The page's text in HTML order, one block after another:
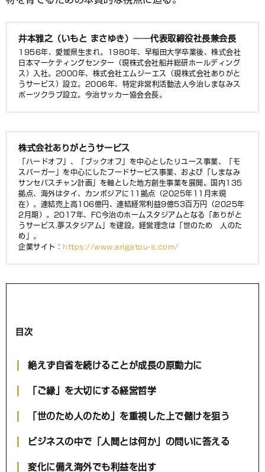
井本雅之（いもと まさゆき）──代表取締役社長兼会長
1956年、愛媛県生まれ。1980年、早稲田大学卒業後、株式会社
日本マーケティングセンター（現株式会社船井総研ホールディング
ス）入社。2000年、株式会社エムジーエス（現株式会社ありがと
うサービス）設立。2006年、特定非営利活動法人今治しまなみス
ポーツクラブ設立。今治サッカー協会会長。
株式会社ありがとうサービス
「ハードオフ」、「ブックオフ」を中心としたリユース事業、「モ
スバーガー」を中心にしたフードサービス事業、および「しまなみ
サンセバスチャン計画」を軸とした地方創生事業を展開。国内135
拠点、海外はタイ、カンボジアに11拠点（2025年11月末現
在）。連結売上高106億円、連結経常利益9億53百万円（2025年
2月期）。2017年、FC今治のホームスタジアムとなる「ありがと
うサービス.夢スタジアム」を建設。経営理念は「世のため 人のた
め」。
企業サイト： https://www.arigatou-s.com/
目次
絶えず自省を続けることが成長の原動力に
「ご縁」を大切にする経営哲学
「世のため人のため」を重視した上で儲けを狙う
ビジネスの中で「人間とは何か」の問いに答える
変化に備え海外でも利益を出す